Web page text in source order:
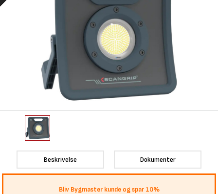
Beskrivelse Dokumenter
Bliv Bygmaster kunde og spar 10%